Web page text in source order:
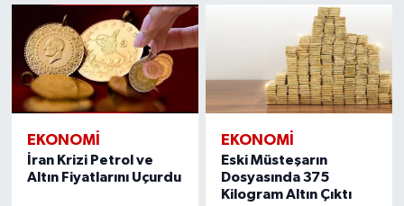
EKONOMI
İran Krizi Petrol ve
Altın Fiyatlarını Uçurdu
EKONOMI
Eski Müsteşarın
Dosyasında 375
Kilogram Altın Çıktı